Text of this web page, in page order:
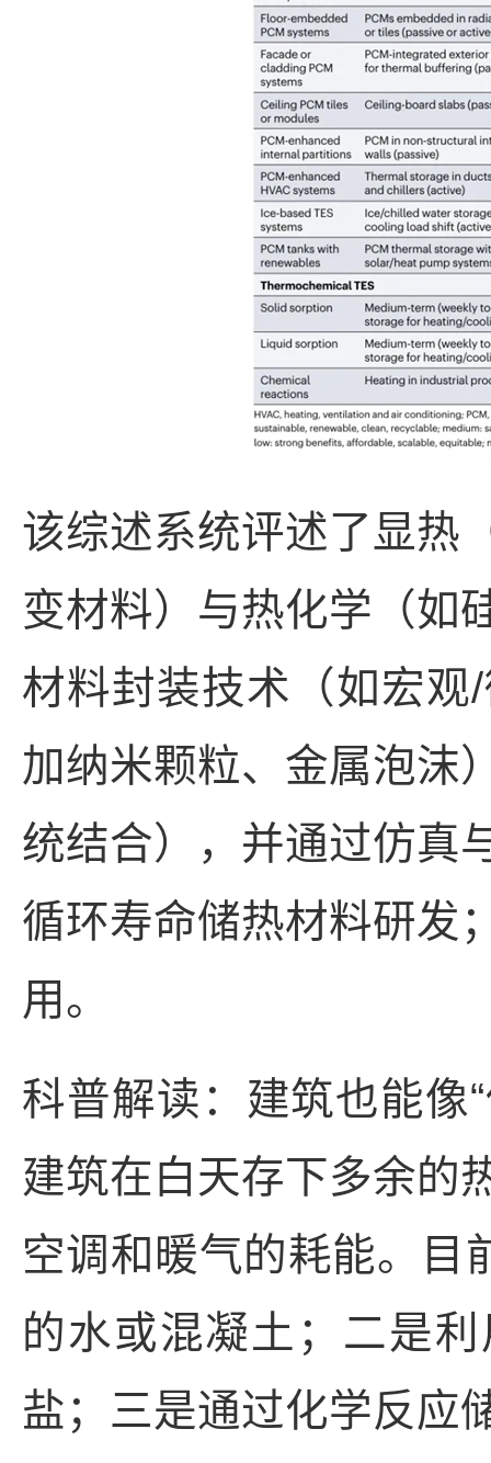
该综述系统评述了显热
变材料）与热化学（如
材料封装技术（如宏
加纳米颗粒、金属泡沫
统结合），并通过仿真
循环寿命储热材料研发
用。
科普解读：建筑也能像
建筑在白天存下多余的
空调和暖气的耗能。目
的水或混凝土；二是
盐；三是通过化学反应